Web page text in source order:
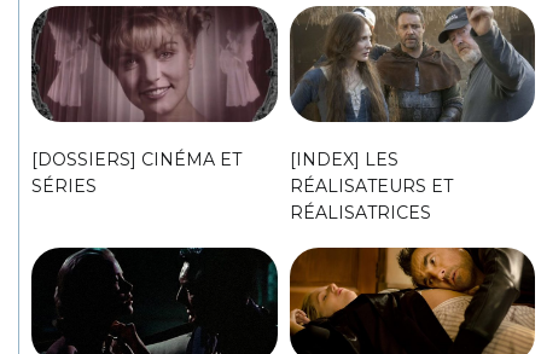
[DOSSIERS] CINÉMA ET
SÉRIES
[INDEX] LES
RÉALISATEURS ET
RÉALISATRICES